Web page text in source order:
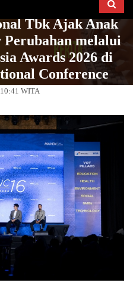
Tbk Ajak Anak
melalui
Awards 2026 di
Conference
WITA